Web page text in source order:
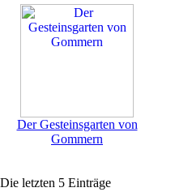
Der Gesteinsgarten von
Gommern
Die letzten 5 Einträge